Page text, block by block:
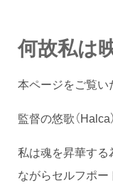
何故私は
本ページをご覧い
監督の悠歌（Halca
私は魂を昇華する
ながらセルフポー